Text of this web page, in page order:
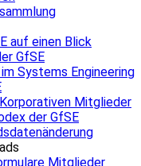
auf einen Blick
GfSE
Systems Engineering
Mitglieder
der GfSE
Mitglieder